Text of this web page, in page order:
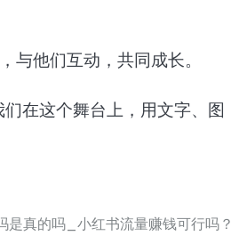
与他们互动，共同成长。
在这个舞台上，用文字、图
是真的吗_小红书流量赚钱可行吗？